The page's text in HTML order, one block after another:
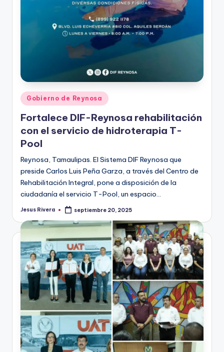
Publicado
en
Gobierno de Reynosa
Fortalece DIF-Reynosa rehabilitación
con el servicio de hidroterapia T-
Pool
Reynosa, Tamaulipas. El Sistema DIF Reynosa que
preside Carlos Luis Peña Garza, a través del Centro de
Rehabilitación Integral, pone a disposición de la
ciudadanía el servicio T-Pool, un espacio…
Publicado
Jesus Rivera septiembre 20, 2025